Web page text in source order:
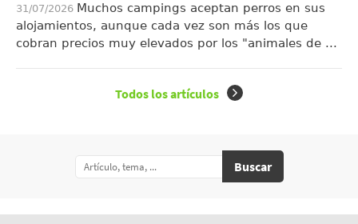
31/07/2026 Muchos campings aceptan perros en sus
alojamientos, aunque cada vez son más los que
cobran precios muy elevados por los "animales de ...
Todos los artículos
Buscar